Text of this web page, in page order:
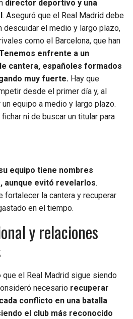
director deportivo y una
. Aseguró que el Real Madrid debe
descuidar el medio y largo plazo,
como el Barcelona, que han
enfrente a un
cantera, españoles formados
muy fuerte. Hay que
desde el primer día y, al
equipo a medio y largo plazo.
ni de buscar un titular para
equipo tiene nombres
aunque evitó revelarlos.
fortalecer la cantera y recuperar
en el tiempo.
y relaciones
que el Real Madrid sigue siendo
necesario recuperar
conflicto en una batalla
el club más reconocido